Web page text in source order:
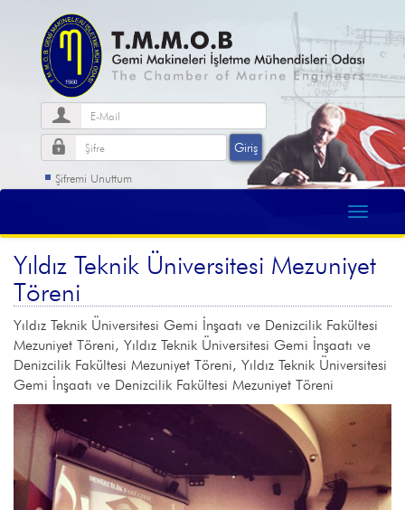
Şifremi Unuttum
Yıldız Teknik Üniversitesi Mezuniyet
Töreni
Yıldız Teknik Üniversitesi Gemi İnşaatı ve Denizcilik Fakültesi
Mezuniyet Töreni, Yıldız Teknik Üniversitesi Gemi İnşaatı ve
Denizcilik Fakültesi Mezuniyet Töreni, Yıldız Teknik Üniversitesi
Gemi İnşaatı ve Denizcilik Fakültesi Mezuniyet Töreni